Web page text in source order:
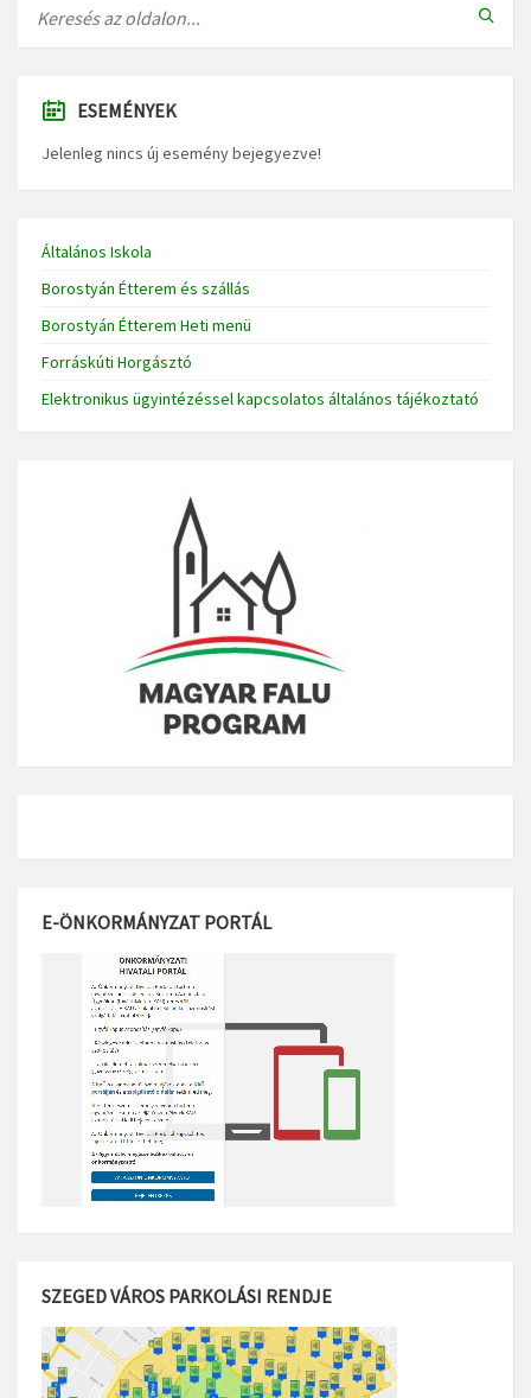
ESEMÉNYEK
Jelenleg nincs új esemény bejegyezve!
Általános Iskola
Borostyán Étterem és szállás
Borostyán Étterem Heti menü
Forráskúti Horgásztó
Elektronikus ügyintézéssel kapcsolatos általános tájékoztató
E-ÖNKORMÁNYZAT PORTÁL
SZEGED VÁROS PARKOLÁSI RENDJE